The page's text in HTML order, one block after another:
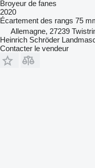
Broyeur de fanes
2020
Écartement des rangs 75
Allemagne, 27239
Heinrich Schröder
Contacter le vendeur